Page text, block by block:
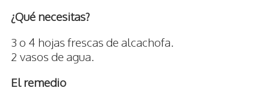
¿Qué necesitas?
3 o 4 hojas frescas de alcachofa.
2 vasos de agua.
El remedio